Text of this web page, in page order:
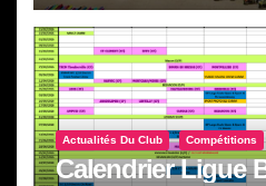
Actualités Du Club Compétitions
Calendrier Ligue